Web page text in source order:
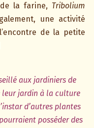
la farine, Tribolium
une activité
de la petite
aux jardiniers de
leur jardin à la culture
d’autres plantes
posséder des